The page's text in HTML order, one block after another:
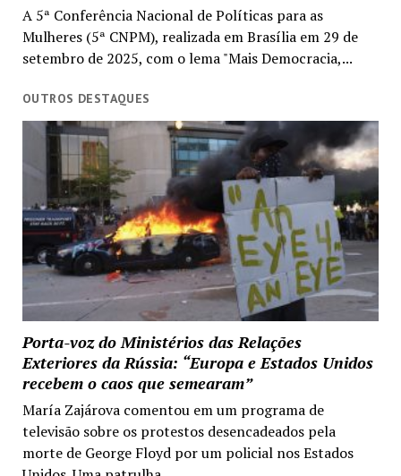
A 5ª Conferência Nacional de Políticas para as
Mulheres (5ª CNPM), realizada em Brasília em 29 de
setembro de 2025, com o lema "Mais Democracia,...
OUTROS DESTAQUES
Porta-voz do Ministérios das Relações
Exteriores da Rússia: “Europa e Estados Unidos
recebem o caos que semearam”
María Zajárova comentou em um programa de
televisão sobre os protestos desencadeados pela
morte de George Floyd por um policial nos Estados